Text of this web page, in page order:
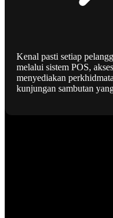
Kenal pasti setiap
melalui sistem POS,
menyediakan
kunjungan sambutan